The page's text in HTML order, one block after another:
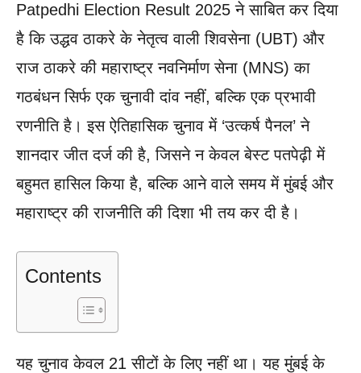
Patpedhi Election Result 2025 ने साबित कर दिया
है कि उद्धव ठाकरे के नेतृत्व वाली शिवसेना (UBT) और
राज ठाकरे की महाराष्ट्र नवनिर्माण सेना (MNS) का
गठबंधन सिर्फ एक चुनावी दांव नहीं, बल्कि एक प्रभावी
रणनीति है। इस ऐतिहासिक चुनाव में ‘उत्कर्ष पैनल’ ने
शानदार जीत दर्ज की है, जिसने न केवल बेस्ट पतपेढ़ी में
बहुमत हासिल किया है, बल्कि आने वाले समय में मुंबई और
महाराष्ट्र की राजनीति की दिशा भी तय कर दी है।
Contents
यह चुनाव केवल 21 सीटों के लिए नहीं था। यह मुंबई के